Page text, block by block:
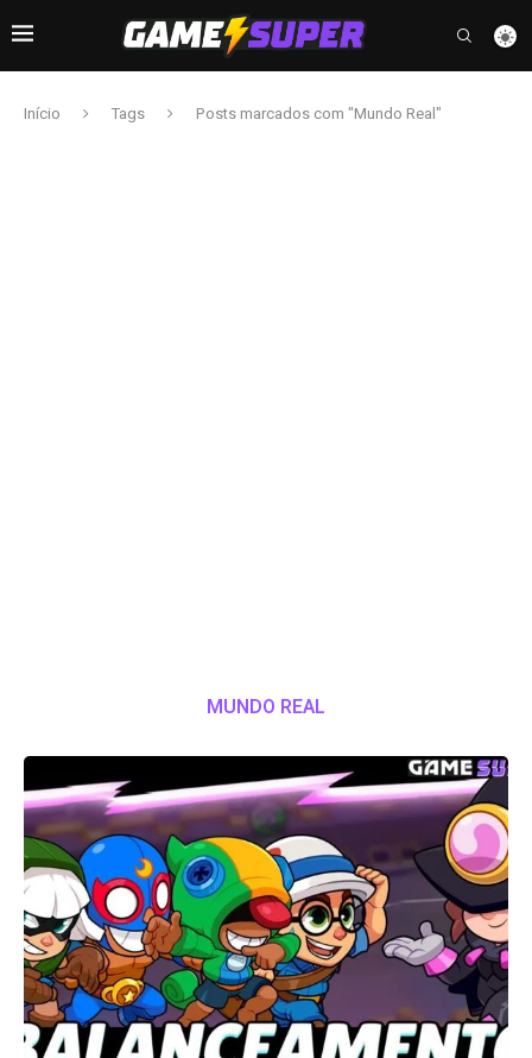
Início Tags Posts marcados com "Mundo Real"
MUNDO REAL